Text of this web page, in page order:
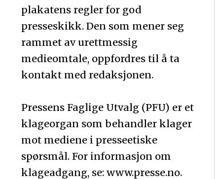
plakatens regler for god
presseskikk. Den som mener seg
rammet av urettmessig
medieomtale, oppfordres til å ta
kontakt med redaksjonen.
Pressens Faglige Utvalg (PFU) er et
klageorgan som behandler klager
mot mediene i presseetiske
spørsmål. For informasjon om
klageadgang, se: www.presse.no.